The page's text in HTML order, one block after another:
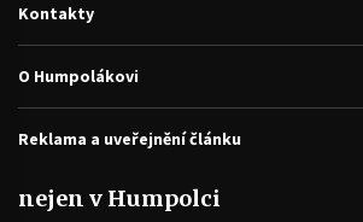
Kontakty
O Humpolákovi
Reklama a uveřejnění článku
nejen v Humpolci